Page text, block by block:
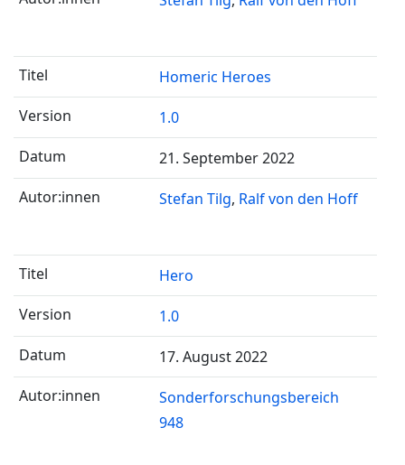
Homeric Heroes
1.0
21. September 2022
Stefan Tilg Ralf von den Hoff
Hero
1.0
17. August 2022
Sonderforschungsbereich
948